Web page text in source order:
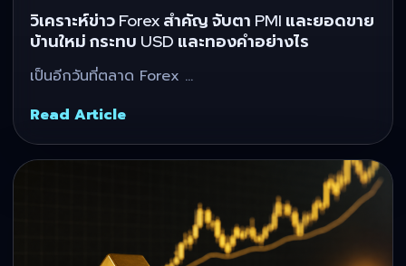
วิเคราะห์ข่าว Forex สำคัญ จับตา PMI และยอดขาย
บ้านใหม่ กระทบ USD และทองคำอย่างไร
เป็นอีกวันที่ตลาด Forex …
Read Article